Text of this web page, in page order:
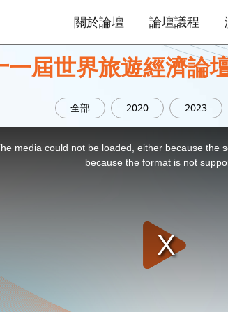
關於論壇 論壇議程
一屆世界旅遊經濟論
全部 2020 2023
media could not be loaded, either because the
because the format is not